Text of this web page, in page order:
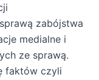
zabójstwa
medialne i
ze sprawą.
faktów czyli